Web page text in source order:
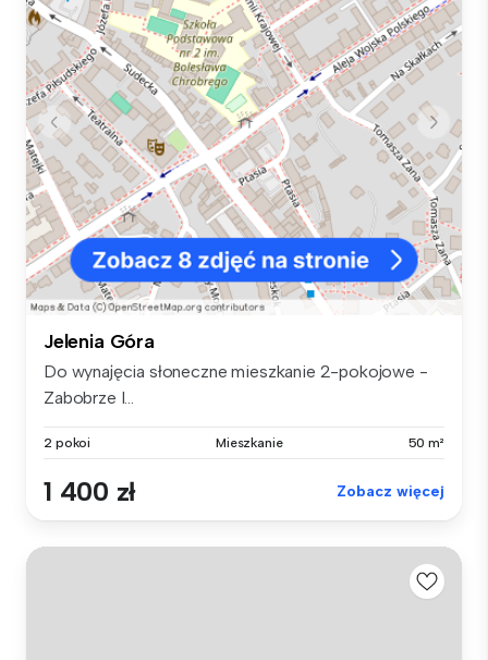
Jelenia Góra
Do wynajęcia słoneczne mieszkanie 2-pokojowe -
Zabobrze I...
2 pokoi Mieszkanie 50 m²
1 400 zł Zobacz więcej